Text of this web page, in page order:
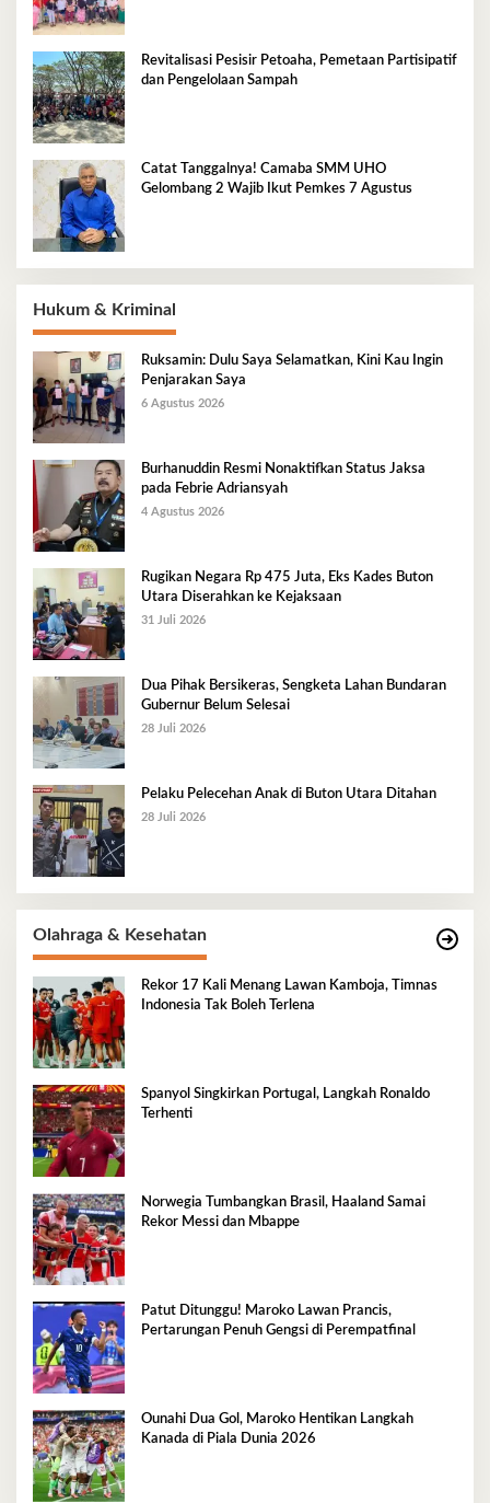
Revitalisasi Pesisir Petoaha, Pemetaan Partisipatif
dan Pengelolaan Sampah
Catat Tanggalnya! Camaba SMM UHO
Gelombang 2 Wajib Ikut Pemkes 7 Agustus
Hukum & Kriminal
Ruksamin: Dulu Saya Selamatkan, Kini Kau Ingin
Penjarakan Saya
6 Agustus 2026
Burhanuddin Resmi Nonaktifkan Status Jaksa
pada Febrie Adriansyah
4 Agustus 2026
Rugikan Negara Rp 475 Juta, Eks Kades Buton
Utara Diserahkan ke Kejaksaan
31 Juli 2026
Dua Pihak Bersikeras, Sengketa Lahan Bundaran
Gubernur Belum Selesai
28 Juli 2026
Pelaku Pelecehan Anak di Buton Utara Ditahan
28 Juli 2026
Olahraga & Kesehatan
Rekor 17 Kali Menang Lawan Kamboja, Timnas
Indonesia Tak Boleh Terlena
Spanyol Singkirkan Portugal, Langkah Ronaldo
Terhenti
Norwegia Tumbangkan Brasil, Haaland Samai
Rekor Messi dan Mbappe
Patut Ditunggu! Maroko Lawan Prancis,
Pertarungan Penuh Gengsi di Perempatfinal
Ounahi Dua Gol, Maroko Hentikan Langkah
Kanada di Piala Dunia 2026